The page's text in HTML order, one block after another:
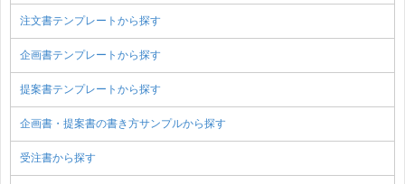
注文書テンプレートから探す
企画書テンプレートから探す
提案書テンプレートから探す
企画書・提案書の書き方サンプルから探す
受注書から探す